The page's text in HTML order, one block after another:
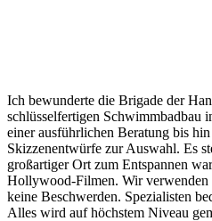
Ich bewunderte die Brigade der
schlüsselfertigen Schwimmbadbau
einer ausführlichen Beratung bis
Skizzenentwürfe zur Auswahl. Es
großartiger Ort zum Entspannen
Hollywood-Filmen. Wir verwenden
keine Beschwerden. Spezialisten
Alles wird auf höchstem Niveau